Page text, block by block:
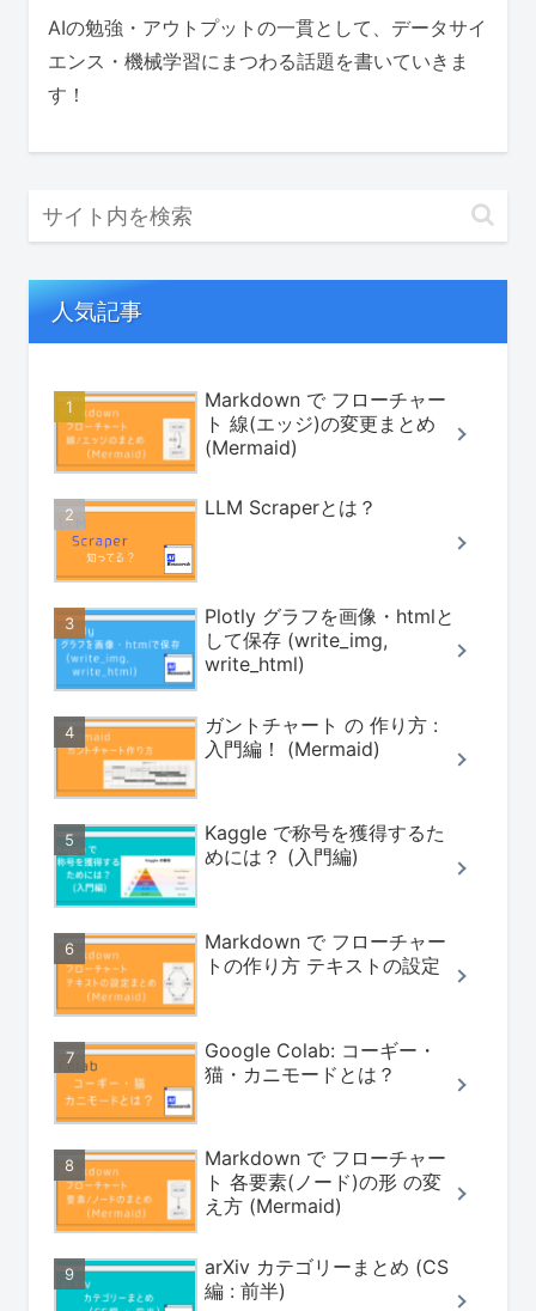
AIの勉強・アウトプットの一貫として、データサイ
エンス・機械学習にまつわる話題を書いていきま
す！
人気記事
Markdown で フローチャー
ト 線(エッジ)の変更まとめ
(Mermaid)
LLM Scraperとは？
Plotly グラフを画像・htmlと
して保存 (write_img,
write_html)
ガントチャート の 作り方 :
入門編！ (Mermaid)
Kaggle で称号を獲得するた
めには？ (入門編)
Markdown で フローチャー
トの作り方 テキストの設定
Google Colab: コーギー・
猫・カニモードとは？
Markdown で フローチャー
ト 各要素(ノード)の形 の変
え方 (Mermaid)
arXiv カテゴリーまとめ (CS
編 : 前半)